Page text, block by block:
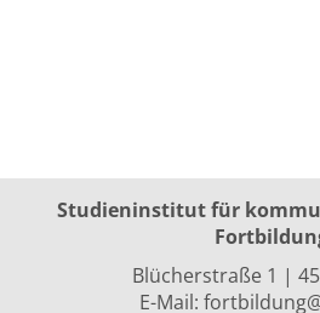
Studieninstitut für
Blücherstraße 1 |
E-Mail: